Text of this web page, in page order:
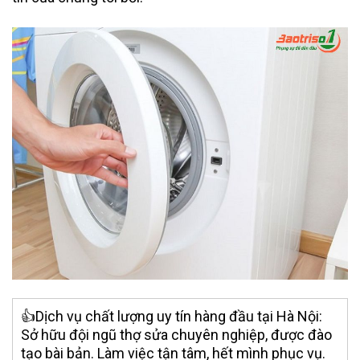
👍Dịch vụ chất lượng uy tín hàng đầu tại Hà Nội:
Sở hữu đội ngũ thợ sửa chuyên nghiệp, được đào
tạo bài bản. Làm việc tận tâm, hết mình phục vụ.